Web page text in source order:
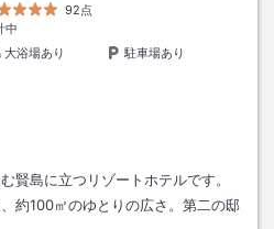
92点
中
大浴場あり
駐車場あり
賢島に立つリゾートホテルです。
約100㎡のゆとりの広さ。第二の邸